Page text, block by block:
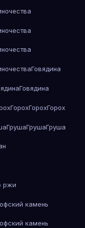
Говядина
Говядина
ГорохГорохГорох
ГрушаГрушаГруша
ржи
камень
камень